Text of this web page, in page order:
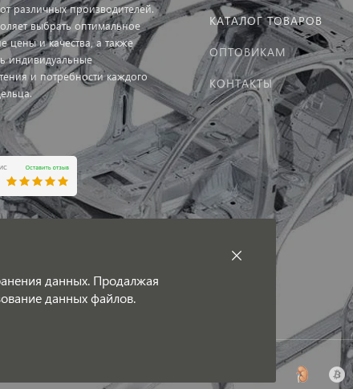
различных производителей.
выбрать оптимальное
цены и качества, а также
индивидуальные
и потребности каждого
оферта
КАТАЛОГ ТОВАРОВ
ОПТОВИКАМ
КОНТАКТЫ
данных. Продалжая
данных файлов.